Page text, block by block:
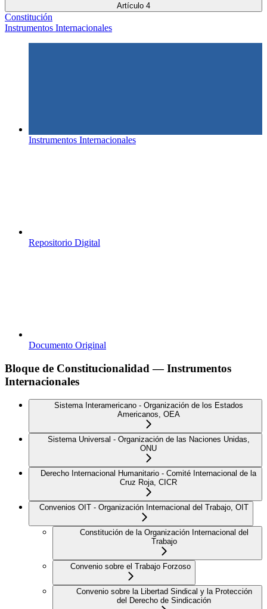
Artículo 4
Constitución
Instrumentos Internacionales
Instrumentos Internacionales
Repositorio Digital
Documento Original
Bloque de Constitucionalidad — Instrumentos
Internacionales
Sistema Interamericano - Organización de los Estados
Americanos, OEA
Sistema Universal - Organización de las Naciones Unidas,
ONU
Derecho Internacional Humanitario - Comité Internacional de la
Cruz Roja, CICR
Convenios OIT - Organización Internacional del Trabajo, OIT
Constitución de la Organización Internacional del
Trabajo
Convenio sobre el Trabajo Forzoso
Convenio sobre la Libertad Sindical y la Protección
del Derecho de Sindicación